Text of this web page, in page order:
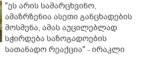
"ეს არის სამარცხვინო,
ამაზრზენია ასეთი განცხადების
მოსმენა, ამას აუცილებლად
სჭირდება საზოგადოების
სათანადო რეაქცია" - ირაკლი